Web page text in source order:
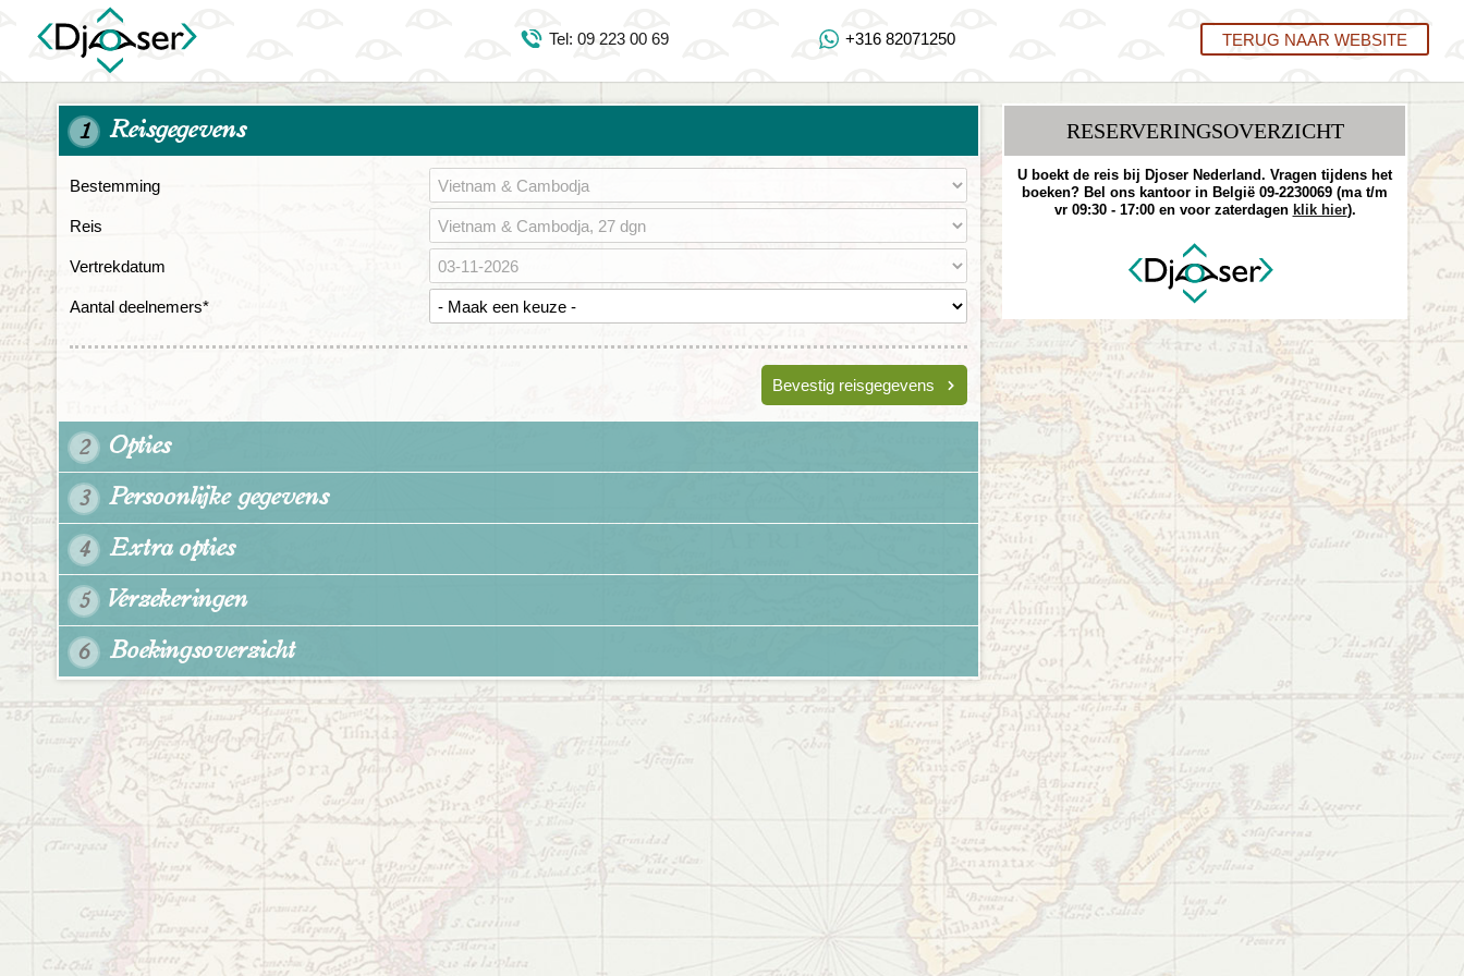
Tel: 09 223 00 69
https://www.youtube.com/user/DjoserWebsite
https://www.instagram.com/djoser_reizen/
Tel: 09 223 00 69 +316 82071250 TERUG NAAR WEBSITE
1 Reisgegevens
Bestemming
Reis
Vertrekdatum
Aantal deelnemers*
Bevestig reisgegevens
2 Opties
3 Persoonlijke gegevens
4 Extra opties
5 Verzekeringen
6 Boekingsoverzicht
RESERVERINGS­OVERZICHT
U boekt de reis bij Djoser Nederland. Vragen tijdens het
boeken? Bel ons kantoor in België 09-2230069 (ma t/m
vr 09:30 - 17:00 en voor zaterdagen klik hier).